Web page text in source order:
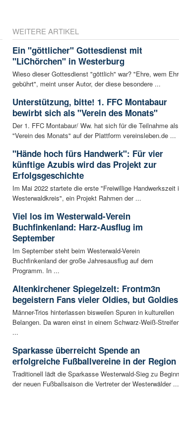
WEITERE ARTIKEL
Ein "göttlicher" Gottesdienst mit
"LiChörchen" in Westerburg
Wieso dieser Gottesdienst "göttlich" war? "Ehre, wem
gebührt", meint unser Autor, der diese besondere ...
Unterstützung, bitte! 1. FFC Montabaur
bewirbt sich als "Verein des Monats"
Der 1. FFC Montabaur/ Ww. hat sich für die Teilnahme als
"Verein des Monats" auf der Plattform vereinsleben.de ...
"Hände hoch fürs Handwerk": Für vier
künftige Azubis wird das Projekt zur
Erfolgsgeschichte
Im Mai 2022 startete die erste "Freiwillige Handwerkszeit
Westerwaldkreis", ein Projekt Rahmen der ...
Viel los im Westerwald-Verein
Buchfinkenland: Harz-Ausflug im
September
Im September steht beim Westerwald-Verein
Buchfinkenland der große Jahresausflug auf dem
Programm. In ...
Altenkirchener Spiegelzelt: Frontm3n
begeistern Fans vieler Oldies, but Goldies
Männer-Trios hinterlassen bisweilen Spuren in kulturellen
Belangen. Da waren einst in einem Schwarz-Weiß-
...
Sparkasse überreicht Spende an
erfolgreiche Fußballvereine in der Region
Traditionell lädt die Sparkasse Westerwald-Sieg zu Beginn
der neuen Fußballsaison die Vertreter der Westerwälder ...